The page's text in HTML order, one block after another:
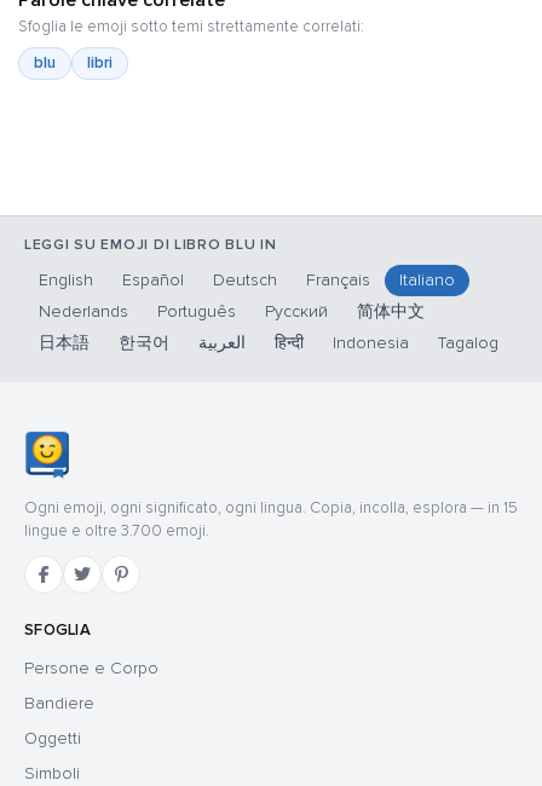
Sfoglia le emoji sotto temi strettamente correlati:
blu
libri
LEGGI SU EMOJI DI LIBRO BLU IN
English Español Deutsch Français
Italiano
Nederlands
Português Русский
简体中文
日本語
한국어 العربية हिन्दी Indonesia Tagalog
Ogni emoji, ogni significato, ogni lingua. Copia, incolla, esplora — in 15
lingue e oltre 3.700 emoji.
SFOGLIA
Persone e Corpo
Bandiere
Oggetti
Simboli